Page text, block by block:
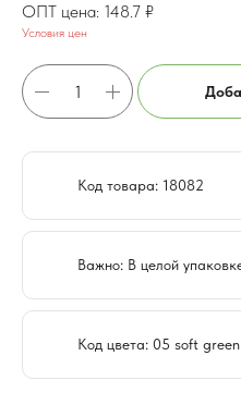
148.7 ₽
Условия цен
Код товара: 18082
Важно: В целой
Код цвета: 05 soft green